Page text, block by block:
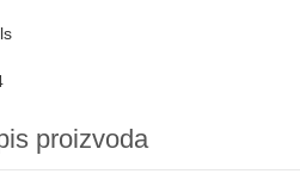
proizvoda